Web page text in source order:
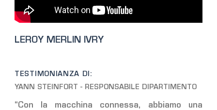
LEROY MERLIN IVRY
TESTIMONIANZA DI:
YANN STEINFORT - RESPONSABILE DIPARTIMENTO
“Con la macchina connessa, abbiamo una